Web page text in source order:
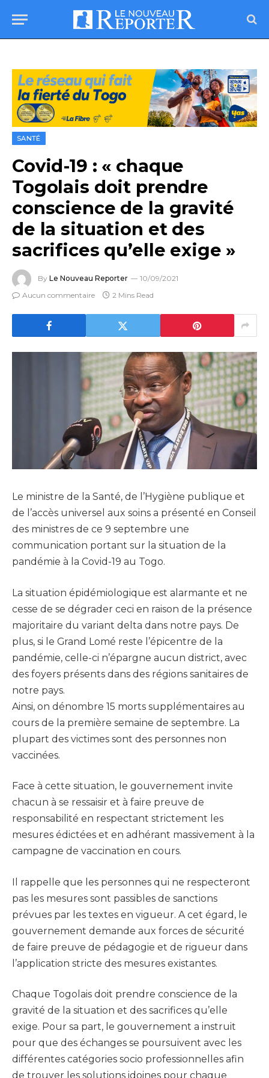
SANTÉ
Covid-19 : « chaque
Togolais doit prendre
conscience de la gravité
de la situation et des
sacrifices qu’elle exige »
By Le Nouveau Reporter
10/09/2021
Aucun commentaire
2 Mins Read
Le ministre de la Santé, de l’Hygiène publique et
de l’accès universel aux soins a présenté en Conseil
des ministres de ce 9 septembre une
communication portant sur la situation de la
pandémie à la Covid-19 au Togo.
La situation épidémiologique est alarmante et ne
cesse de se dégrader ceci en raison de la présence
majoritaire du variant delta dans notre pays. De
plus, si le Grand Lomé reste l’épicentre de la
pandémie, celle-ci n’épargne aucun district, avec
des foyers présents dans des régions sanitaires de
notre pays.
Ainsi, on dénombre 15 morts supplémentaires au
cours de la première semaine de septembre. La
plupart des victimes sont des personnes non
vaccinées.
Face à cette situation, le gouvernement invite
chacun à se ressaisir et à faire preuve de
responsabilité en respectant strictement les
mesures édictées et en adhérant massivement à la
campagne de vaccination en cours.
Il rappelle que les personnes qui ne respecteront
pas les mesures sont passibles de sanctions
prévues par les textes en vigueur. A cet égard, le
gouvernement demande aux forces de sécurité
de faire preuve de pédagogie et de rigueur dans
l’application stricte des mesures existantes.
Chaque Togolais doit prendre conscience de la
gravité de la situation et des sacrifices qu’elle
exige. Pour sa part, le gouvernement a instruit
pour que des échanges se poursuivent avec les
différentes catégories socio professionnelles afin
de trouver les solutions idoines pour chaque